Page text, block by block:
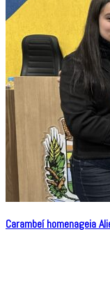
Carambeí homenageia